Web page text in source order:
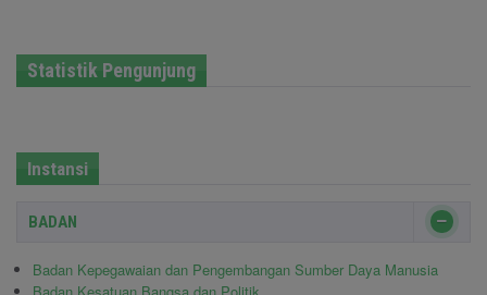
Statistik Pengunjung
Instansi
BADAN
Badan Kepegawaian dan Pengembangan Sumber Daya Manusia